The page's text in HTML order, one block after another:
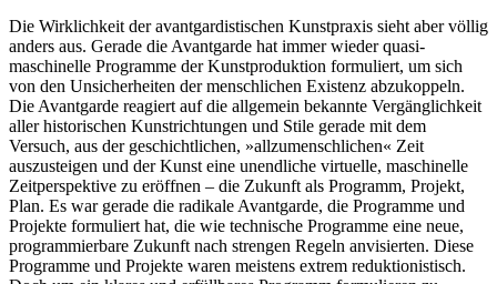
Die Wirklichkeit der avantgardistischen Kunstpraxis sieht aber völlig
anders aus. Gerade die Avantgarde hat immer wieder quasi-
maschinelle Programme der Kunstproduktion formuliert, um sich
von den Unsicherheiten der menschlichen Existenz abzukoppeln.
Die Avantgarde reagiert auf die allgemein bekannte Vergänglichkeit
aller historischen Kunstrichtungen und Stile gerade mit dem
Versuch, aus der geschichtlichen, »allzumenschlichen« Zeit
auszusteigen und der Kunst eine unendliche virtuelle, maschinelle
Zeitperspektive zu eröffnen – die Zukunft als Programm, Projekt,
Plan. Es war gerade die radikale Avantgarde, die Programme und
Projekte formuliert hat, die wie technische Programme eine neue,
programmierbare Zukunft nach strengen Regeln anvisierten. Diese
Programme und Projekte waren meistens extrem reduktionistisch.